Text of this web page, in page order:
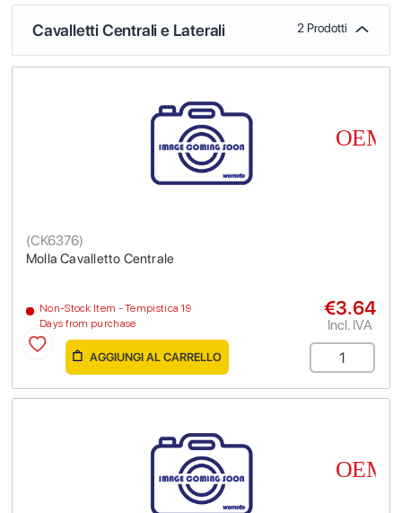
Cavalletti Centrali e Laterali 2 Prodotti
Molla Cavalletto Centrale
(CK6376)
Non-Stock Item - Tempistica 19
Days from purchase
€3.64
Incl. IVA
AGGIUNGI AL CARRELLO